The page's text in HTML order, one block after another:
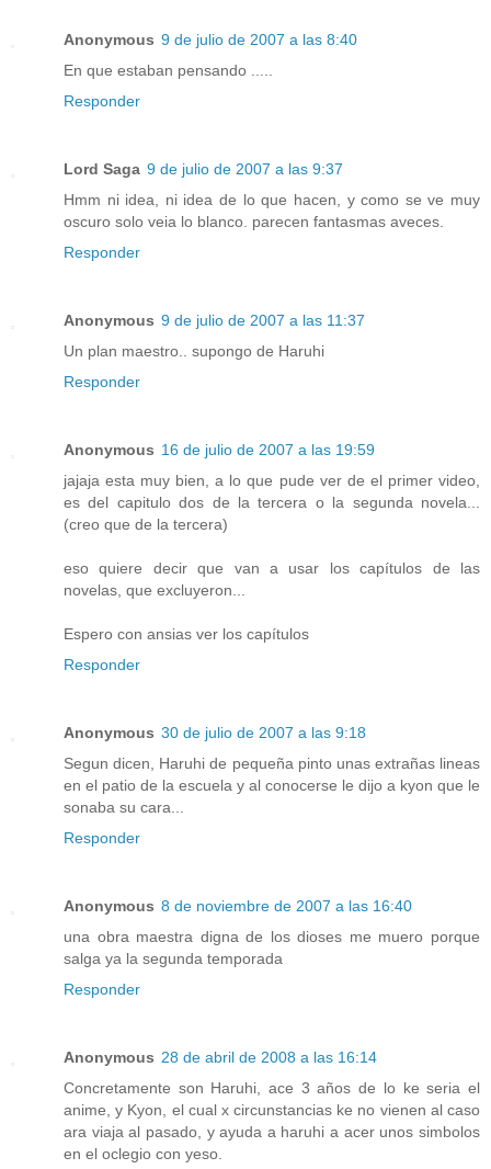
Anonymous 9 de julio de 2007 a las 8:40
En que estaban pensando .....
Responder
Lord Saga 9 de julio de 2007 a las 9:37
Hmm ni idea, ni idea de lo que hacen, y como se ve muy
oscuro solo veia lo blanco. parecen fantasmas aveces.
Responder
Anonymous 9 de julio de 2007 a las 11:37
Un plan maestro.. supongo de Haruhi
Responder
Anonymous 16 de julio de 2007 a las 19:59
jajaja esta muy bien, a lo que pude ver de el primer video,
es del capitulo dos de la tercera o la segunda novela...
(creo que de la tercera)
eso quiere decir que van a usar los capítulos de las
novelas, que excluyeron...
Espero con ansias ver los capítulos
Responder
Anonymous 30 de julio de 2007 a las 9:18
Segun dicen, Haruhi de pequeña pinto unas extrañas lineas
en el patio de la escuela y al conocerse le dijo a kyon que le
sonaba su cara...
Responder
Anonymous 8 de noviembre de 2007 a las 16:40
una obra maestra digna de los dioses me muero porque
salga ya la segunda temporada
Responder
Anonymous 28 de abril de 2008 a las 16:14
Concretamente son Haruhi, ace 3 años de lo ke seria el
anime, y Kyon, el cual x circunstancias ke no vienen al caso
ara viaja al pasado, y ayuda a haruhi a acer unos simbolos
en el oclegio con yeso.